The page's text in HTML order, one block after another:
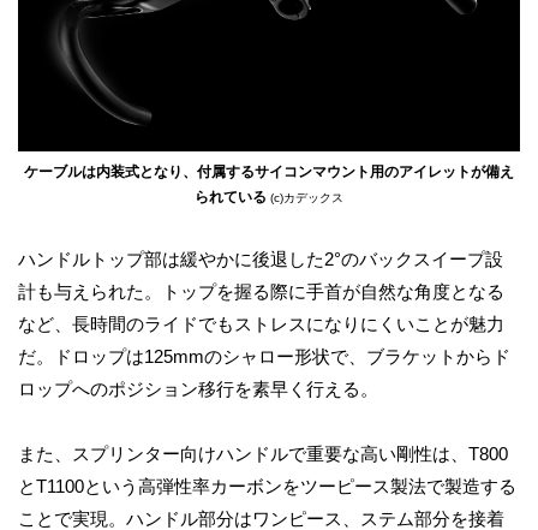
ケーブルは内装式となり、付属するサイコンマウント用のアイレットが備え
られている (c)カデックス
ハンドルトップ部は緩やかに後退した2°のバックスイープ設
計も与えられた。トップを握る際に手首が自然な角度となる
など、長時間のライドでもストレスになりにくいことが魅力
だ。ドロップは125mmのシャロー形状で、ブラケットからド
ロップへのポジション移行を素早く行える。
また、スプリンター向けハンドルで重要な高い剛性は、T800
とT1100という高弾性率カーボンをツーピース製法で製造する
ことで実現。ハンドル部分はワンピース、ステム部分を接着